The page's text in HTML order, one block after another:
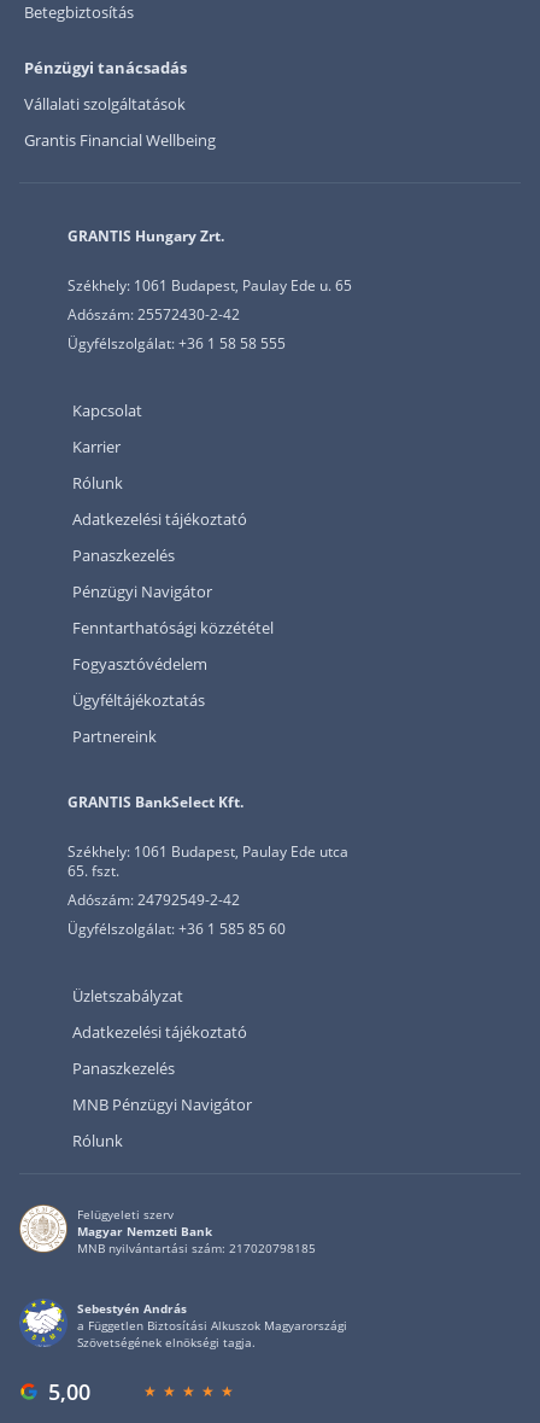
Betegbiztosítás
Pénzügyi tanácsadás
Vállalati szolgáltatások
Grantis Financial Wellbeing
GRANTIS Hungary Zrt.
Székhely: 1061 Budapest, Paulay Ede u. 65
Adószám: 25572430-2-42
Ügyfélszolgálat: +36 1 58 58 555
Kapcsolat
Karrier
Rólunk
Adatkezelési tájékoztató
Panaszkezelés
Pénzügyi Navigátor
Fenntarthatósági közzététel
Fogyasztóvédelem
Ügyféltájékoztatás
Partnereink
GRANTIS BankSelect Kft.
Székhely: 1061 Budapest, Paulay Ede utca
65. fszt.
Adószám: 24792549-2-42
Ügyfélszolgálat: +36 1 585 85 60
Üzletszabályzat
Adatkezelési tájékoztató
Panaszkezelés
MNB Pénzügyi Navigátor
Rólunk
Felügyeleti szerv
Magyar Nemzeti Bank
MNB nyilvántartási szám: 217020798185
Sebestyén András
a Független Biztosítási Alkuszok Magyarországi
Szövetségének elnökségi tagja.
5,00